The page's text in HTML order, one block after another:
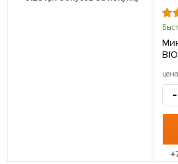
цена
-
+